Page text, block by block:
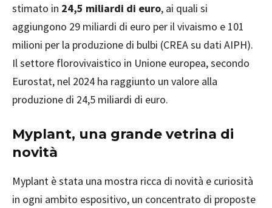
stimato in 24,5 miliardi di euro, ai quali si
aggiungono 29 miliardi di euro per il vivaismo e 101
milioni per la produzione di bulbi (CREA su dati AIPH).
Il settore florovivaistico in Unione europea, secondo
Eurostat, nel 2024 ha raggiunto un valore alla
produzione di 24,5 miliardi di euro.
Myplant, una grande vetrina di
novità
Myplant è stata una mostra ricca di novità e curiosità
in ogni ambito espositivo, un concentrato di proposte